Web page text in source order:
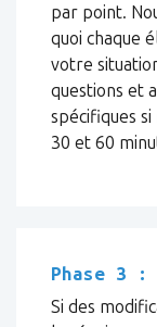
par point.
quoi chaque
votre
questions et
spécifiques
30 et 60
Phase 3 :
Si des